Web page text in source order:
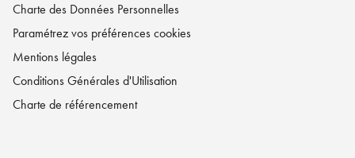
Charte des Données Personnelles
Paramétrez vos préférences cookies
Mentions légales
Conditions Générales d'Utilisation
Charte de référencement